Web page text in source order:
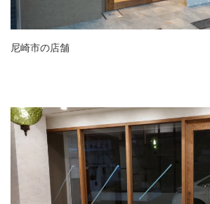
尼崎市の店舗